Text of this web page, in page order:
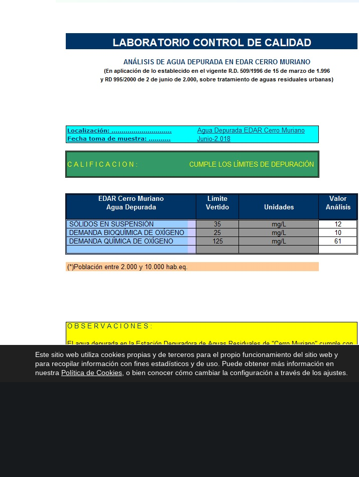
Este sitio web utiliza cookies propias y de terceros para el propio funcionamiento del sitio web y
para recopilar información con fines estadísticos y de uso. Puede obtener más información en
nuestra Política de Cookies , o bien conocer cómo cambiar la configuración a través de los ajustes